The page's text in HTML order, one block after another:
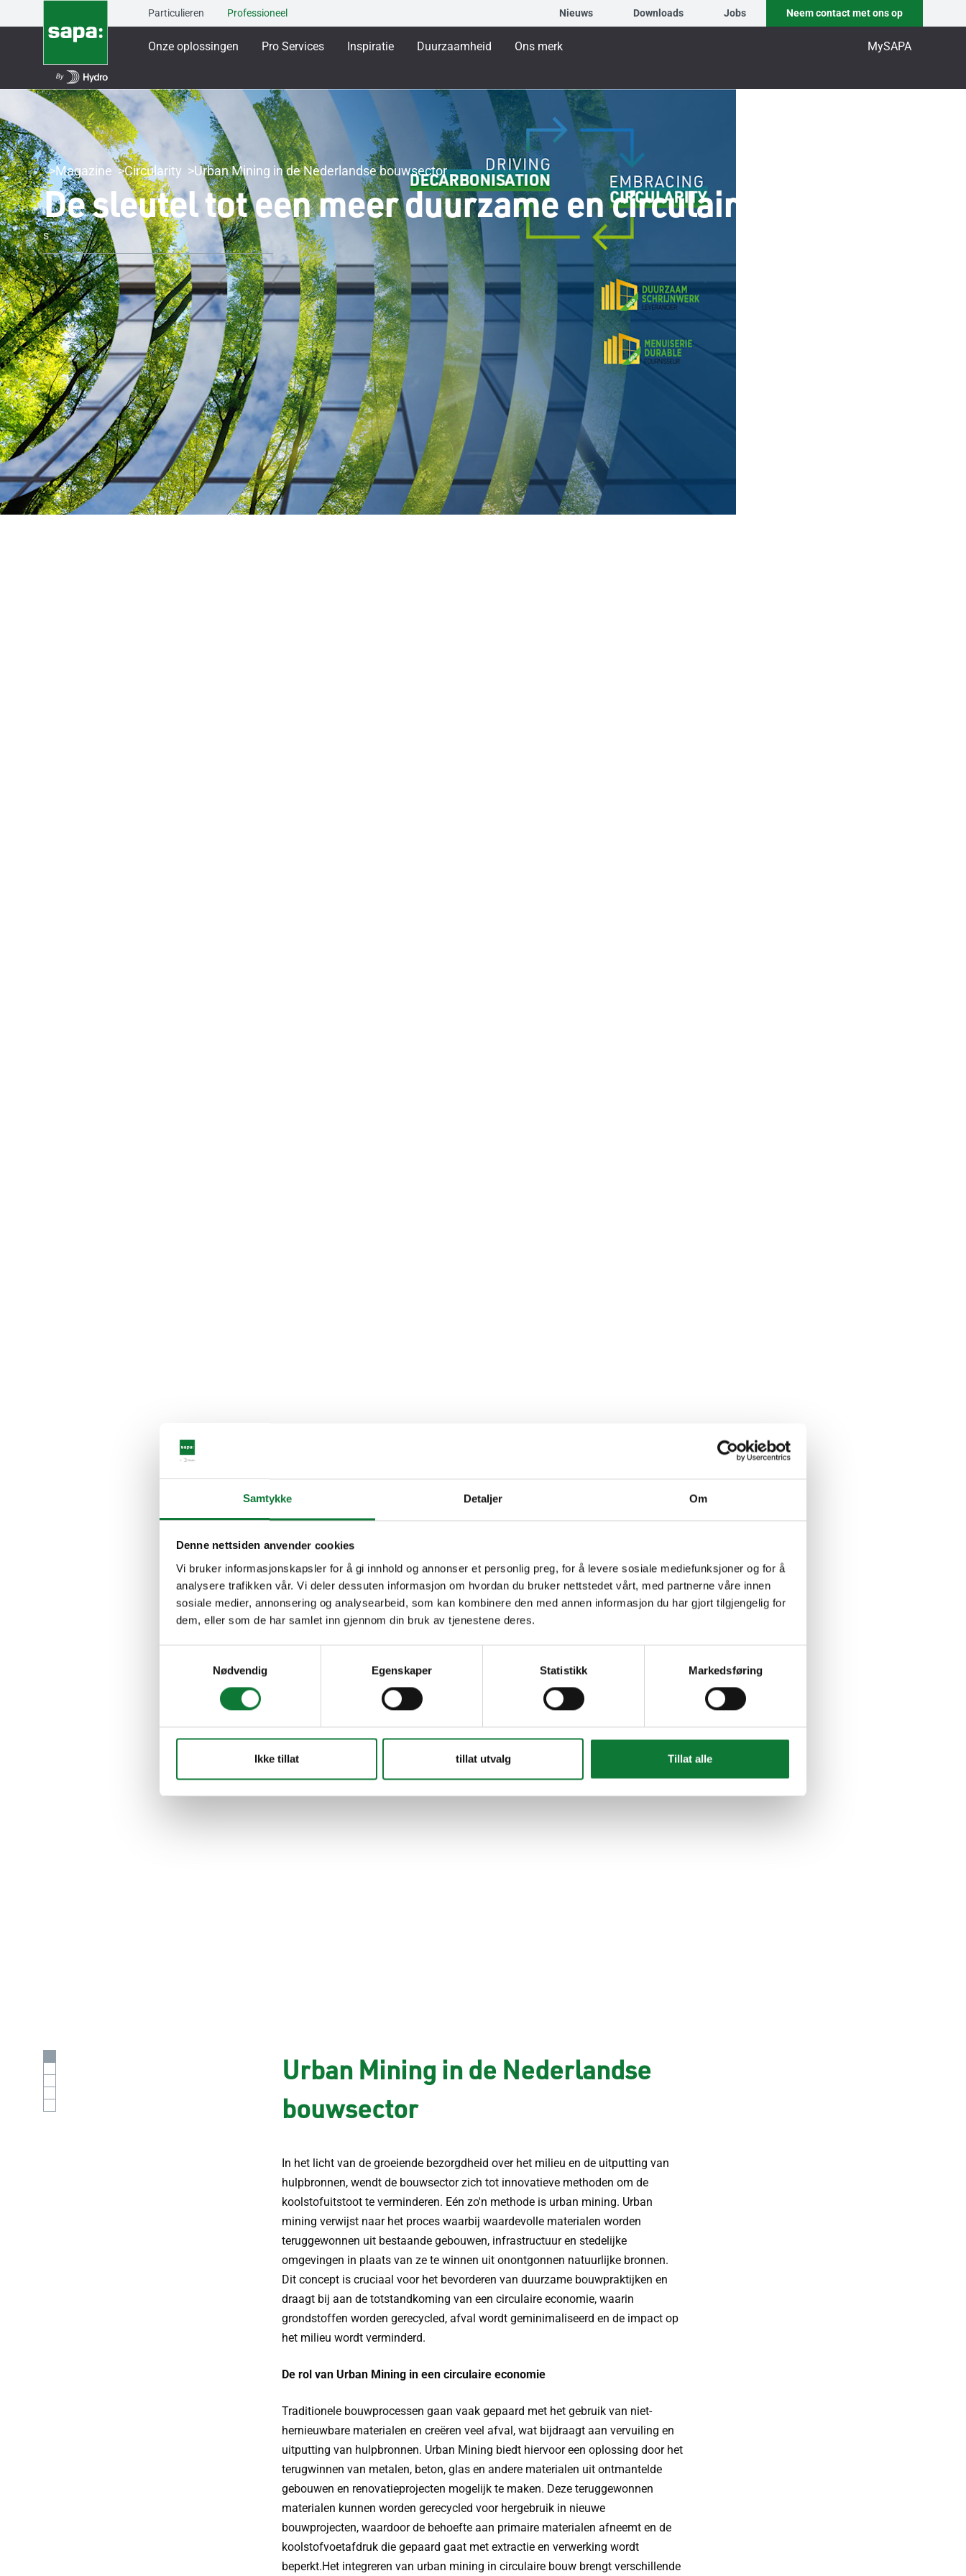
Samtykke Detaljer Om
Denne nettsiden anvender cookies
Vi bruker informasjonskapsler for å gi innhold og annonser et personlig preg, for å levere sosiale mediefunksjoner og for å
analysere trafikken vår. Vi deler dessuten informasjon om hvordan du bruker nettstedet vårt, med partnerne våre innen
sosiale medier, annonsering og analysearbeid, som kan kombinere den med annen informasjon du har gjort tilgjengelig for
dem, eller som de har samlet inn gjennom din bruk av tjenestene deres.
Nødvendig
Egenskaper Statistikk Markedsføring
Ikke tillat tillat utvalg Tillat alle
Particulieren Professioneel Nieuws Downloads Jobs Neem contact met ons op
Onze oplossingen Pro Services Inspiratie Duurzaamheid Ons merk MySAPA
Magazine Circularity Urban Mining in de Nederlandse bouwsector
De sleutel tot een meer duurzame en circulaire economie
s
Urban Mining in de Nederlandse
bouwsector
In het licht van de groeiende bezorgdheid over het milieu en de uitputting van
hulpbronnen, wendt de bouwsector zich tot innovatieve methoden om de
koolstofuitstoot te verminderen. Eén zo'n methode is urban mining. Urban
mining verwijst naar het proces waarbij waardevolle materialen worden
teruggewonnen uit bestaande gebouwen, infrastructuur en stedelijke
omgevingen in plaats van ze te winnen uit onontgonnen natuurlijke bronnen.
Dit concept is cruciaal voor het bevorderen van duurzame bouwpraktijken en
draagt bij aan de totstandkoming van een circulaire economie, waarin
grondstoffen worden gerecycled, afval wordt geminimaliseerd en de impact op
het milieu wordt verminderd.
De rol van Urban Mining in een circulaire economie
Traditionele bouwprocessen gaan vaak gepaard met het gebruik van niet-
hernieuwbare materialen en creëren veel afval, wat bijdraagt aan vervuiling en
uitputting van hulpbronnen. Urban Mining biedt hiervoor een oplossing door het
terugwinnen van metalen, beton, glas en andere materialen uit ontmantelde
gebouwen en renovatieprojecten mogelijk te maken. Deze teruggewonnen
materialen kunnen worden gerecycled voor hergebruik in nieuwe
bouwprojecten, waardoor de behoefte aan primaire materialen afneemt en de
koolstofvoetafdruk die gepaard gaat met extractie en verwerking wordt
beperkt.Het integreren van urban mining in circulaire bouw brengt verschillende